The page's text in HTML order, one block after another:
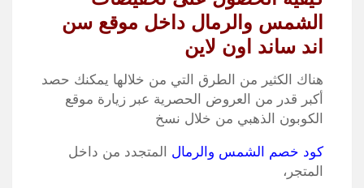
الشمس والرمال داخل موقع سن
اند ساند اون لاين
هناك الكثير من الطرق التي من خلالها يمكنك حصد
أكبر قدر من العروض الحصرية عبر زيارة موقع
الكوبون الذهبي من خلال نسخ
كود خصم الشمس والرمال
المتجدد من داخل
المتجر،